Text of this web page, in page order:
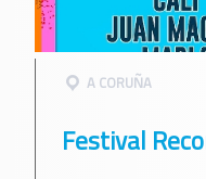
A CORUÑA
Festival